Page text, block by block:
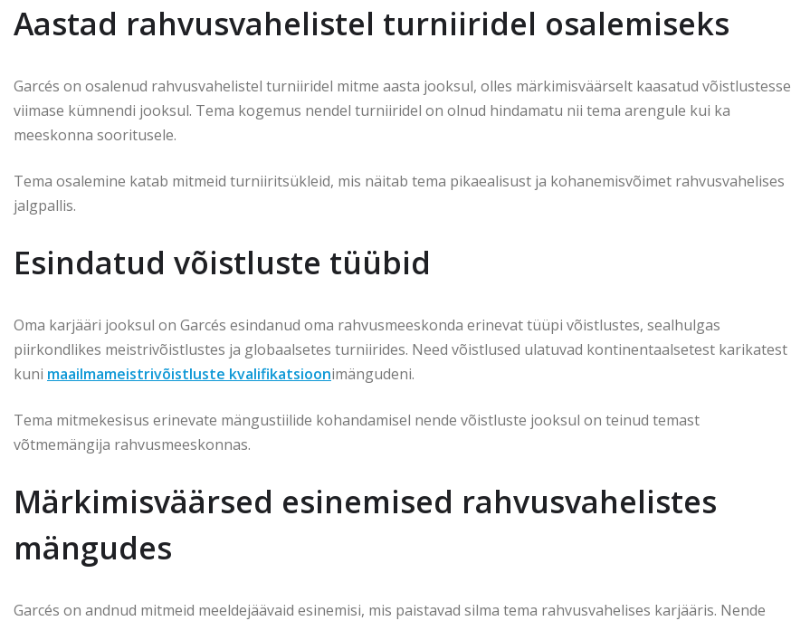
Aastad rahvusvahelistel turniiridel osalemiseks
Garcés on osalenud rahvusvahelistel turniiridel mitme aasta jooksul, olles märkimisväärselt kaasatud võistlustesse
viimase kümnendi jooksul. Tema kogemus nendel turniiridel on olnud hindamatu nii tema arengule kui ka
meeskonna sooritusele.
Tema osalemine katab mitmeid turniiritsükleid, mis näitab tema pikaealisust ja kohanemisvõimet rahvusvahelises
jalgpallis.
Esindatud võistluste tüübid
Oma karjääri jooksul on Garcés esindanud oma rahvusmeeskonda erinevat tüüpi võistlustes, sealhulgas
piirkondlikes meistrivõistlustes ja globaalsetes turniirides. Need võistlused ulatuvad kontinentaalsetest karikatest
kuni maailmameistrivõistluste kvalifikatsioonimängudeni.
Tema mitmekesisus erinevate mängustiilide kohandamisel nende võistluste jooksul on teinud temast
võtmemängija rahvusmeeskonnas.
Märkimisväärsed esinemised rahvusvahelistes
mängudes
Garcés on andnud mitmeid meeldejäävaid esinemisi, mis paistavad silma tema rahvusvahelises karjääris. Nende